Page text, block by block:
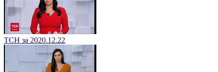
ТСН за 2020.12.22